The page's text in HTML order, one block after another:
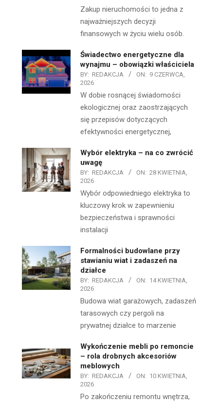
Zakup nieruchomości to jedna z
najważniejszych decyzji
finansowych w życiu wielu osób.
Świadectwo energetyczne dla
wynajmu – obowiązki właściciela
BY: REDAKCJA ON: 9 CZERWCA,
2026
W dobie rosnącej świadomości
ekologicznej oraz zaostrzających
się przepisów dotyczących
efektywności energetycznej,
Wybór elektryka – na co zwrócić
uwagę
BY: REDAKCJA ON: 28 KWIETNIA,
2026
Wybór odpowiedniego elektryka to
kluczowy krok w zapewnieniu
bezpieczeństwa i sprawności
instalacji
Formalności budowlane przy
stawianiu wiat i zadaszeń na
działce
BY: REDAKCJA ON: 14 KWIETNIA,
2026
Budowa wiat garażowych, zadaszeń
tarasowych czy pergoli na
prywatnej działce to marzenie
Wykończenie mebli po remoncie
– rola drobnych akcesoriów
meblowych
BY: REDAKCJA ON: 10 KWIETNIA,
2026
Po zakończeniu remontu wnętrza,